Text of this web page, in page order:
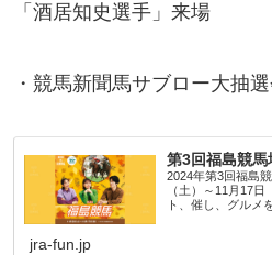
「酒居知史選手」来場
・競馬新聞馬サブロー大抽
第3回福島競
2024年第3回福島
（土）～11月17
ト、催し、グルメ
jra-fun.jp